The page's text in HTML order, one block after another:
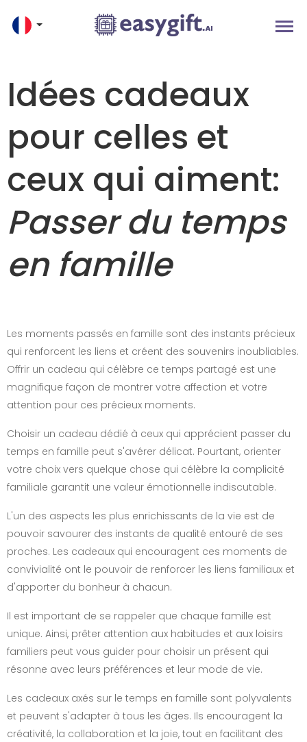
Idées cadeaux
pour celles et
ceux qui aiment:
Passer du temps
en famille
Les moments passés en famille sont des instants précieux
qui renforcent les liens et créent des souvenirs inoubliables.
Offrir un cadeau qui célèbre ce temps partagé est une
magnifique façon de montrer votre affection et votre
attention pour ces précieux moments.
Choisir un cadeau dédié à ceux qui apprécient passer du
temps en famille peut s'avérer délicat. Pourtant, orienter
votre choix vers quelque chose qui célèbre la complicité
familiale garantit une valeur émotionnelle indiscutable.
L'un des aspects les plus enrichissants de la vie est de
pouvoir savourer des instants de qualité entouré de ses
proches. Les cadeaux qui encouragent ces moments de
convivialité ont le pouvoir de renforcer les liens familiaux et
d'apporter du bonheur à chacun.
Il est important de se rappeler que chaque famille est
unique. Ainsi, prêter attention aux habitudes et aux loisirs
familiers peut vous guider pour choisir un présent qui
résonne avec leurs préférences et leur mode de vie.
Les cadeaux axés sur le temps en famille sont polyvalents
et peuvent s'adapter à tous les âges. Ils encouragent la
créativité, la collaboration et la joie, tout en facilitant des